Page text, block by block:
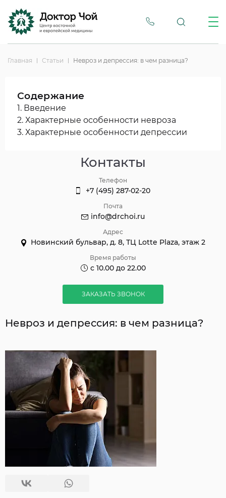
Главная Статьи Невроз и депрессия: в чем разница?
Содержание
1. Введение
2. Характерные особенности невроза
3. Характерные особенности депрессии
Контакты
Телефон
+7 (495) 287-02-20
Почта
info@drchoi.ru
Адрес
Новинский бульвар, д. 8, ТЦ Lotte Plaza, этаж 2
Время работы
с 10.00 до 22.00
ЗАКАЗАТЬ ЗВОНОК
Невроз и депрессия: в чем разница?